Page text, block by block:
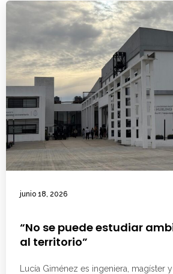
junio 18, 2026
“No se puede estudiar
al territorio”
Lucía Giménez es ingeniera, magíster